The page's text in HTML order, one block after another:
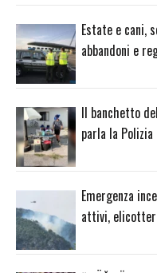
Estate e cani,
abbandoni e
Il banchetto
parla la Polizia
Emergenza
attivi,